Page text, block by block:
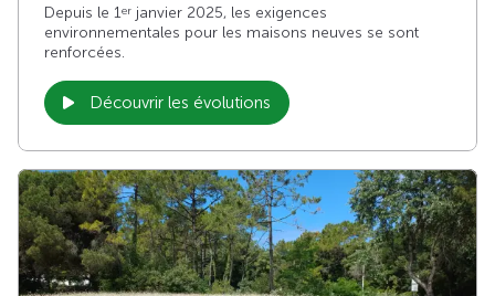
Depuis le 1er janvier 2025, les exigences
environnementales pour les maisons neuves se sont
renforcées.
Découvrir les évolutions